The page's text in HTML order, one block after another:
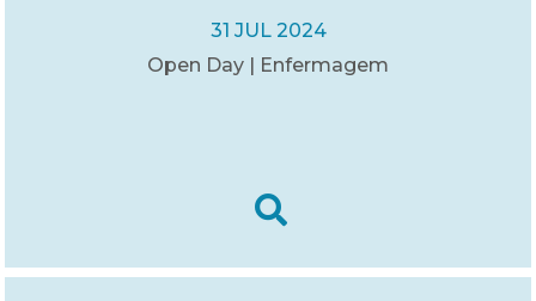
31 JUL 2024
Open Day | Enfermagem